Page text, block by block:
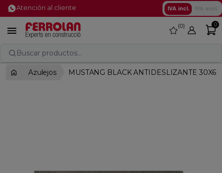
Atención al cliente IVA incl.
 favorite
0 0
Buscar productos...
Azulejos MUSTANG BLACK ANTIDESLIZANTE